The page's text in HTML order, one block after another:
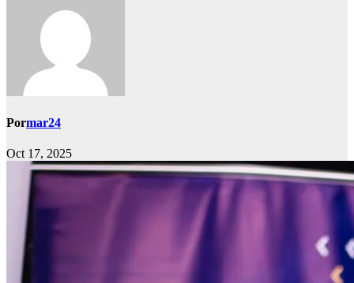
Pormar24
Oct 17, 2025